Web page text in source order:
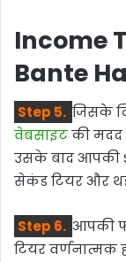
Income
Bante
Step 5. जिसके
वेबसाइटकी
उसके बाद आपकी
सेकंड टियर और
Step 6. आपकी
टियर वर्णनात्मक